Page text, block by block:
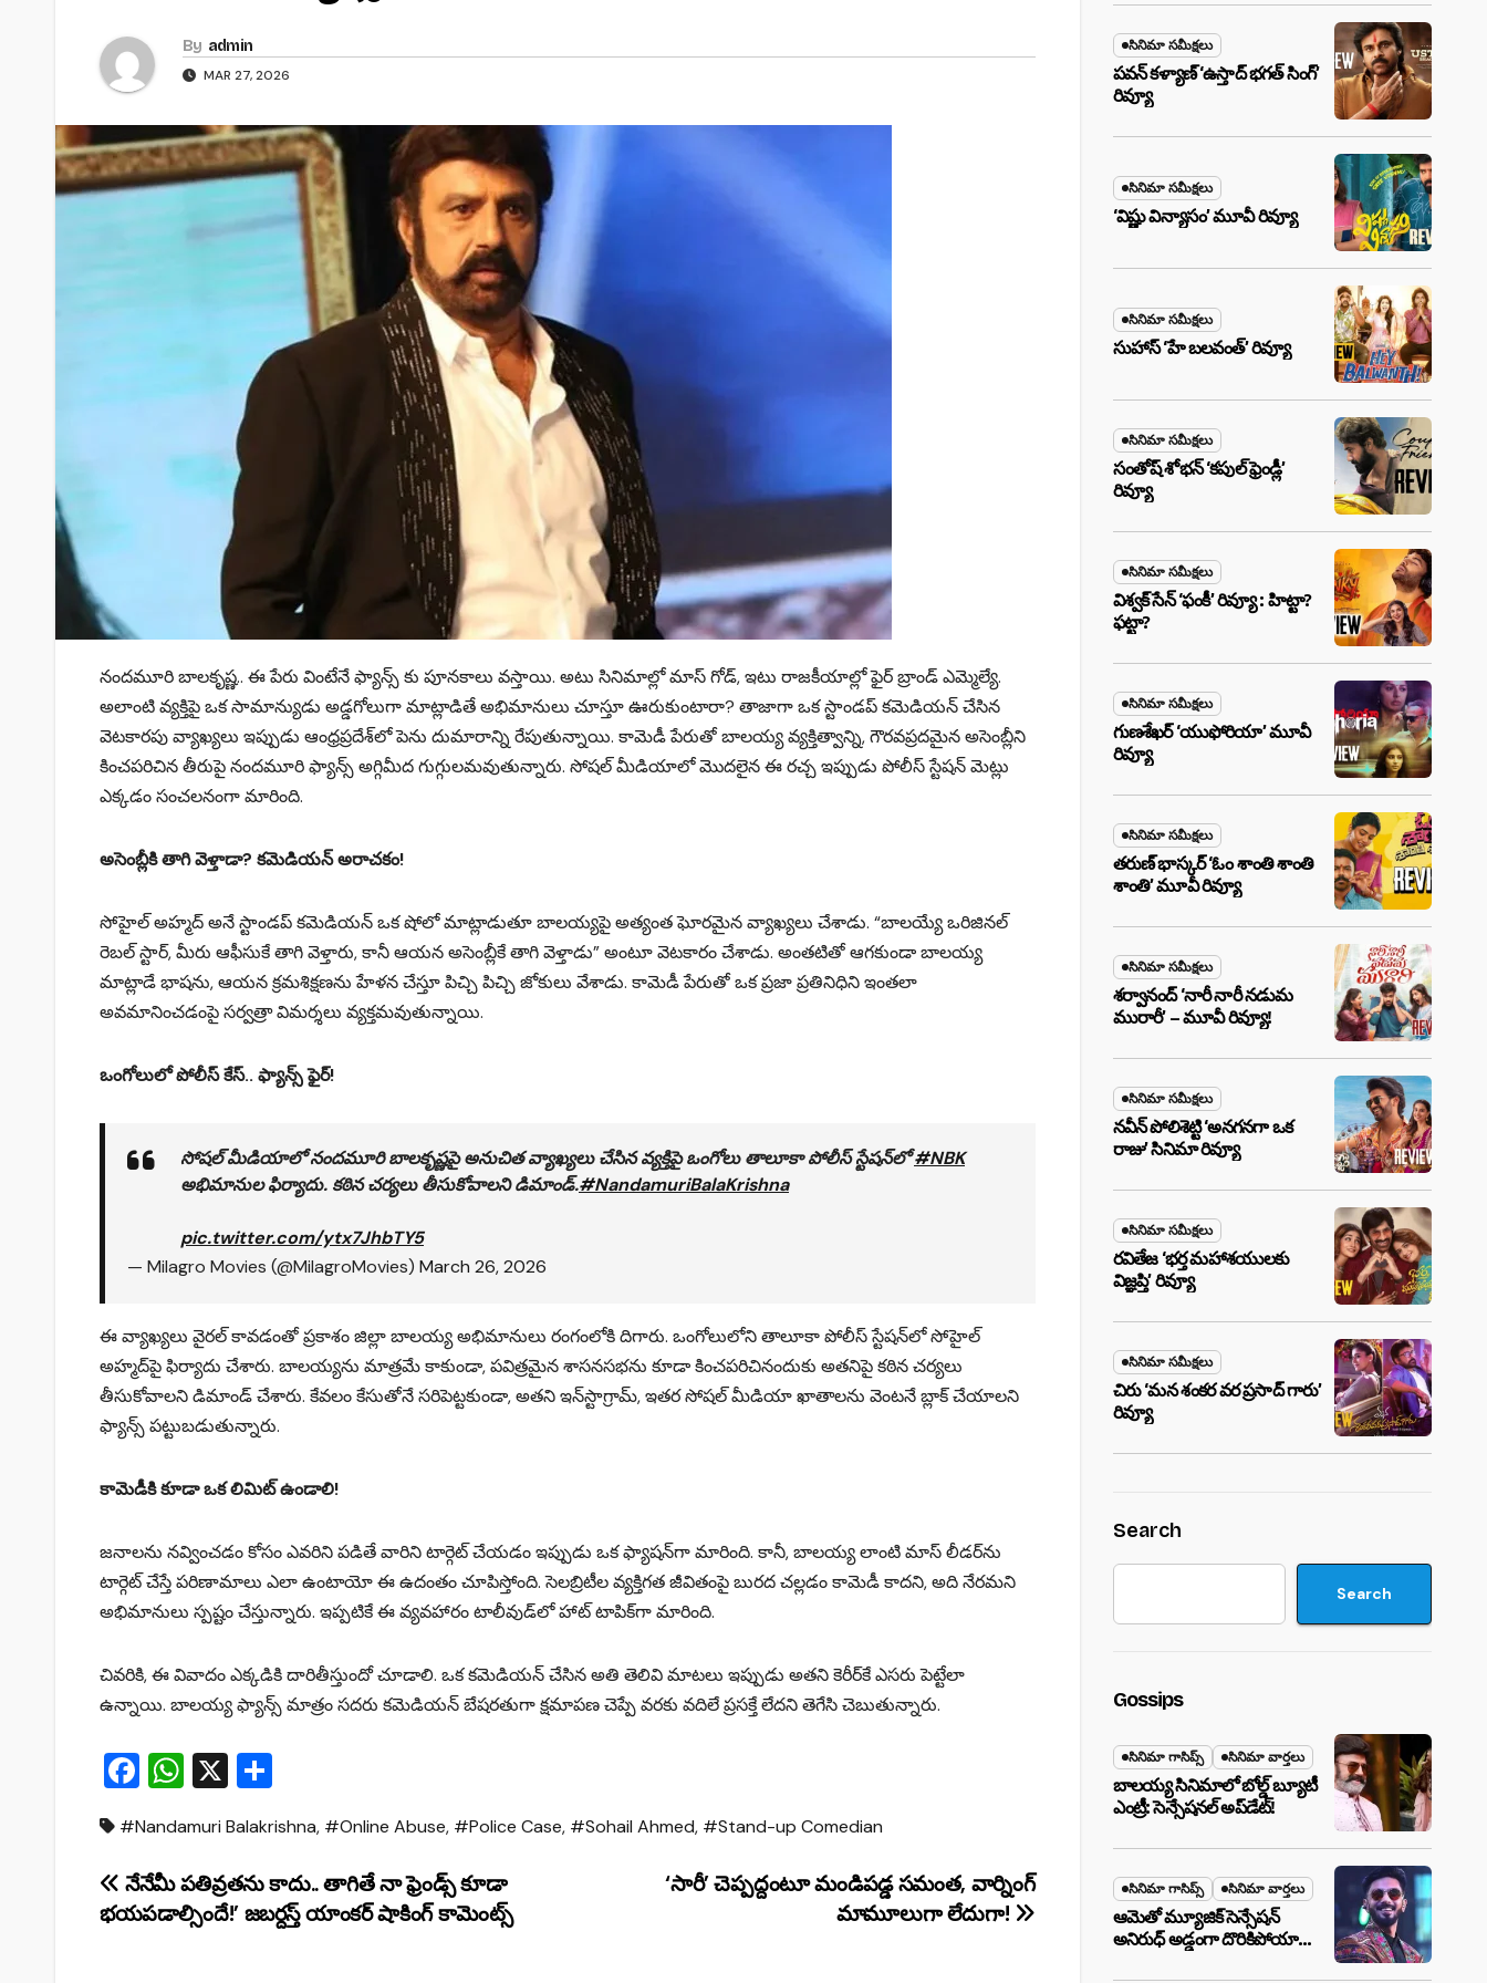
By admin
MAR 27, 2026
నందమూరి బాలకృష్ణ.. ఈ పేరు వింటేనే ఫ్యాన్స్ కు పూనకాలు వస్తాయి. అటు సినిమాల్లో మాస్ గోడ్, ఇటు రాజకీయాల్లో ఫైర్ బ్రాండ్ ఎమ్మెల్యే.
అలాంటి వ్యక్తిపై ఒక సామాన్యుడు అడ్డగోలుగా మాట్లాడితే అభిమానులు చూస్తూ ఊరుకుంటారా? తాజాగా ఒక స్టాండప్ కమెడియన్ చేసిన
వెటకారపు వ్యాఖ్యలు ఇప్పుడు ఆంధ్రప్రదేశ్‌లో పెను దుమారాన్ని రేపుతున్నాయి. కామెడీ పేరుతో బాలయ్య వ్యక్తిత్వాన్ని, గౌరవప్రదమైన అసెంబ్లీని
కించపరిచిన తీరుపై నందమూరి ఫ్యాన్స్ అగ్గిమీద గుగ్గులమవుతున్నారు. సోషల్ మీడియాలో మొదలైన ఈ రచ్చ ఇప్పుడు పోలీస్ స్టేషన్ మెట్లు
ఎక్కడం సంచలనంగా మారింది.
అసెంబ్లీకి తాగి వెళ్తాడా? కమెడియన్ అరాచకం!
సోహైల్ అహ్మద్ అనే స్టాండప్ కమెడియన్ ఒక షోలో మాట్లాడుతూ బాలయ్యపై అత్యంత ఘోరమైన వ్యాఖ్యలు చేశాడు. “బాలయ్యే ఒరిజినల్
రెబల్ స్టార్, మీరు ఆఫీసుకే తాగి వెళ్తారు, కానీ ఆయన అసెంబ్లీకే తాగి వెళ్తాడు” అంటూ వెటకారం చేశాడు. అంతటితో ఆగకుండా బాలయ్య
మాట్లాడే భాషను, ఆయన క్రమశిక్షణను హేళన చేస్తూ పిచ్చి పిచ్చి జోకులు వేశాడు. కామెడీ పేరుతో ఒక ప్రజా ప్రతినిధిని ఇంతలా
అవమానించడంపై సర్వత్రా విమర్శలు వ్యక్తమవుతున్నాయి.
ఒంగోలులో పోలీస్ కేస్.. ఫ్యాన్స్ ఫైర్!
సోషల్ మీడియాలో నందమూరి బాలకృష్ణపై అనుచిత వ్యాఖ్యలు చేసిన వ్యక్తిపై ఒంగోలు తాలూకా పోలీస్ స్టేషన్‌లో#NBK
అభిమానుల ఫిర్యాదు. కఠిన చర్యలు తీసుకోవాలని డిమాండ్.#NandamuriBalaKrishna
pic.twitter.com/ytx7JhbTY5
— Milagro Movies (@MilagroMovies) March 26, 2026
ఈ వ్యాఖ్యలు వైరల్ కావడంతో ప్రకాశం జిల్లా బాలయ్య అభిమానులు రంగంలోకి దిగారు. ఒంగోలులోని తాలూకా పోలీస్ స్టేషన్‌లో సోహైల్
అహ్మద్‌పై ఫిర్యాదు చేశారు. బాలయ్యను మాత్రమే కాకుండా, పవిత్రమైన శాసనసభను కూడా కించపరిచినందుకు అతనిపై కఠిన చర్యలు
తీసుకోవాలని డిమాండ్ చేశారు. కేవలం కేసుతోనే సరిపెట్టకుండా, అతని ఇన్‌స్టాగ్రామ్, ఇతర సోషల్ మీడియా ఖాతాలను వెంటనే బ్లాక్ చేయాలని
ఫ్యాన్స్ పట్టుబడుతున్నారు.
కామెడీకి కూడా ఒక లిమిట్ ఉండాలి!
జనాలను నవ్వించడం కోసం ఎవరిని పడితే వారిని టార్గెట్ చేయడం ఇప్పుడు ఒక ఫ్యాషన్‌గా మారింది. కానీ, బాలయ్య లాంటి మాస్ లీడర్‌ను
టార్గెట్ చేస్తే పరిణామాలు ఎలా ఉంటాయో ఈ ఉదంతం చూపిస్తోంది. సెలబ్రిటీల వ్యక్తిగత జీవితంపై బురద చల్లడం కామెడీ కాదని, అది నేరమని
అభిమానులు స్పష్టం చేస్తున్నారు. ఇప్పటికే ఈ వ్యవహారం టాలీవుడ్‌లో హాట్ టాపిక్‌గా మారింది.
చివరికి, ఈ వివాదం ఎక్కడికి దారితీస్తుందో చూడాలి. ఒక కమెడియన్ చేసిన అతి తెలివి మాటలు ఇప్పుడు అతని కెరీర్‌కే ఎసరు పెట్టేలా
ఉన్నాయి. బాలయ్య ఫ్యాన్స్ మాత్రం సదరు కమెడియన్ బేషరతుగా క్షమాపణ చెప్పే వరకు వదిలే ప్రసక్తే లేదని తెగేసి చెబుతున్నారు.
F
c
e
b
W
at
s
A
X
ar
e
#Nandamuri Balakrishna, #Online Abuse, #Police Case, #Sohail Ahmed, #Stand-up Comedian
Post
navigation
‘సారీ’ చెప్పద్దంటూ మండిపడ్డ సమంత, వార్నింగ్
మామూలుగా లేదుగా!
నేనేమీ పతివ్రతను కాదు.. తాగితే నా ఫ్రెండ్స్ కూడా
భయపడాల్సిందే!’ జబర్దస్త్ యాంకర్ షాకింగ్ కామెంట్స్
సినిమా సమీక్షలు
పవన్ కళ్యాణ్ ‘ఉస్తాద్ భ‌గ‌త్ సింగ్’
రివ్యూ
సినిమా సమీక్షలు
‘విష్ణు విన్యాసం’ మూవీ రివ్యూ
సినిమా సమీక్షలు
సుహాస్ ‘హే బలవంత్’ రివ్యూ
సినిమా సమీక్షలు
సంతోష్ శోభన్ ‘కపుల్ ఫ్రెండ్లీ’
రివ్యూ
సినిమా సమీక్షలు
విశ్వక్ సేన్ ‘ఫంకీ’ రివ్యూ : హిట్టా?
ఫట్టా?
సినిమా సమీక్షలు
గుణశేఖర్ ‘యుఫోరియా’ మూవీ
రివ్యూ
సినిమా సమీక్షలు
తరుణ్ భాస్కర్ ‘ఓం శాంతి శాంతి
శాంతి’ మూవీ రివ్యూ
సినిమా సమీక్షలు
శర్వానంద్ ‘నారీ నారీ నడుమ
మురారీ’ – మూవీ రివ్యూ!
సినిమా సమీక్షలు
నవీన్ పోలిశెట్టి ‘అనగనగా ఒక
రాజు’ సినిమా రివ్యూ
సినిమా సమీక్షలు
రవితేజ ‘భర్త మహాశయులకు
విజ్ఞప్తి’ రివ్యూ
సినిమా సమీక్షలు
చిరు ‘మ‌న శంక‌ర వ‌ర ప్ర‌సాద్ గారు’
రివ్యూ
Search
Search
Gossips
సినిమా గాసిప్స్ సినిమా వార్తలు
బాలయ్య సినిమాలో బోల్డ్ బ్యూటీ
ఎంట్రీ: సెన్సేషనల్ అప్‌డేట్!
సినిమా గాసిప్స్ సినిమా వార్తలు
ఆమెతో మ్యూజిక్ సెన్సేషన్
అనిరుధ్ అడ్డంగా దొరికిపోయారా?